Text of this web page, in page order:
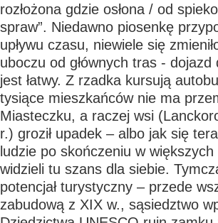
rozłożona gdzie osłona / od
spraw”. Niedawno piosenkę
upływu czasu, niewiele się
uboczu od głównych tras -
jest łatwy. Z rzadka kursują
tysiące mieszkańców nie ma
Miasteczku, a raczej wsi
r.) groził upadek – albo jak się
ludzie po skończeniu w
widzieli tu szans dla siebie.
potencjał turystyczny – przede
zabudową z XIX w., sąsiedztwo